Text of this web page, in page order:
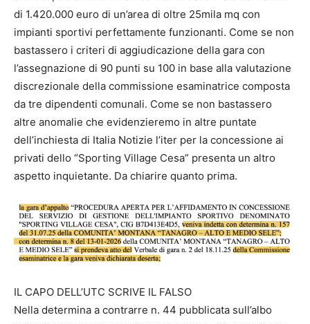
di 1.420.000 euro di un’area di oltre 25mila mq con
impianti sportivi perfettamente funzionanti. Come se non
bastassero i criteri di aggiudicazione della gara con
l’assegnazione di 90 punti su 100 in base alla valutazione
discrezionale della commissione esaminatrice composta
da tre dipendenti comunali. Come se non bastassero
altre anomalie che evidenzieremo in altre puntate
dell’inchiesta di Italia Notizie l’iter per la concessione ai
privati dello “Sporting Village Cesa” presenta un altro
aspetto inquietante. Da chiarire quanto prima.
IL CAPO DELL’UTC SCRIVE IL FALSO
Nella determina a contrarre n. 44 pubblicata sull’albo